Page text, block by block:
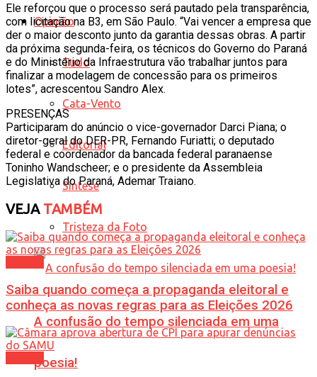
Opinião
Tudo
Cata-Vento
Editorial
Síntese
Tristeza da Foto
A confusão do tempo silenciada em uma
poesia!
Ele reforçou que o processo será pautado pela transparência,
com licitação na B3, em São Paulo. “Vai vencer a empresa que
der o maior desconto junto da garantia dessas obras. A partir
da próxima segunda-feira, os técnicos do Governo do Paraná
e do Ministério da Infraestrutura vão trabalhar juntos para
finalizar a modelagem de concessão para os primeiros
lotes”, acrescentou Sandro Alex.
PRESENÇAS
Participaram do anúncio o vice-governador Darci Piana; o
diretor-geral do DER-PR, Fernando Furiatti; o deputado
federal e coordenador da bancada federal paranaense
Toninho Wandscheer; e o presidente da Assembleia
Legislativa do Paraná, Ademar Traiano.
VEJATAMBÉM
Saiba quando começa a propaganda eleitoral e
conheça as novas regras para as Eleições 2026